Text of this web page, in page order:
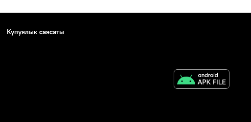
Купуялык саясаты